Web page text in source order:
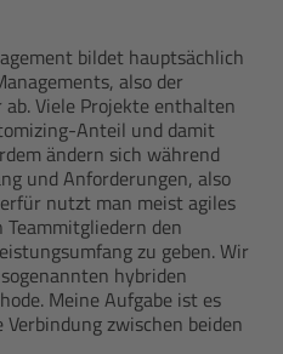
bildet hauptsächlich
also der
Viele Projekte enthalten
Anteil und damit
ändern sich während
und Anforderungen, also
nutzt man meist agiles
den
zu geben. Wir
hybriden
Meine Aufgabe ist es
zwischen beiden